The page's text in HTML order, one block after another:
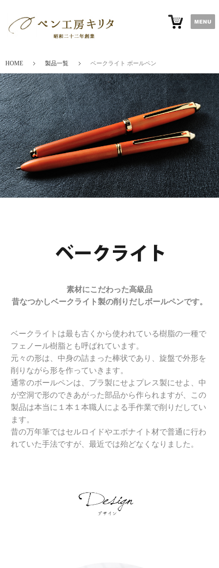
HOME 製品一覧 ベークライト ボールペン
素材にこだわった高級品
昔なつかしベークライト製の削りだしボールペンです。
ベークライトは最も古くから使われている樹脂の一種で
フェノール樹脂とも呼ばれています。
元々の形は、中身の詰まった棒状であり、旋盤で外形を
削りながら形を作っていきます。
通常のボールペンは、プラ製にせよプレス製にせよ、中
が空洞で形のできあがった部品から作られますが、この
製品は本当に１本１本職人による手作業で削りだしてい
ます。
昔の万年筆ではセルロイドやエボナイト材で普通に行わ
れていた手法ですが、最近では殆どなくなりました。